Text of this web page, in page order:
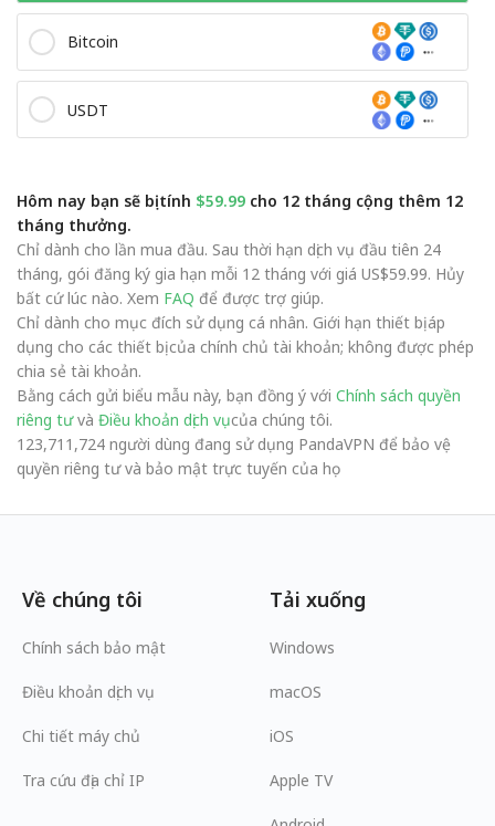
Bitcoin
USDT
Hôm nay bạn sẽ bị tính $59.99 cho 12 tháng cộng thêm 12
tháng thưởng.
Chỉ dành cho lần mua đầu. Sau thời hạn dịch vụ đầu tiên 24
tháng, gói đăng ký gia hạn mỗi 12 tháng với giá US$59.99. Hủy
bất cứ lúc nào. Xem FAQ để được trợ giúp.
Chỉ dành cho mục đích sử dụng cá nhân. Giới hạn thiết bị áp
dụng cho các thiết bị của chính chủ tài khoản; không được phép
chia sẻ tài khoản.
Bằng cách gửi biểu mẫu này, bạn đồng ý với Chính sách quyền
riêng tưvà Điều khoản dịch vụcủa chúng tôi.
123,711,724 người dùng đang sử dụng PandaVPN để bảo vệ
quyền riêng tư và bảo mật trực tuyến của họ
Về chúng tôi
Chính sách bảo mật
Điều khoản dịch vụ
Chi tiết máy chủ
Tra cứu địa chỉ IP
Tải xuống
Windows
macOS
iOS
Apple TV